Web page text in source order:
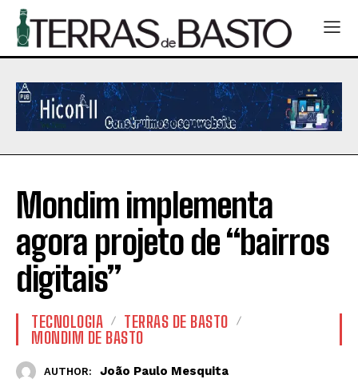
Mondim implementa
agora projeto de “bairros
digitais”
TECNOLOGIA
TERRAS DE BASTO
MONDIM DE BASTO
AUTHOR: João Paulo Mesquita